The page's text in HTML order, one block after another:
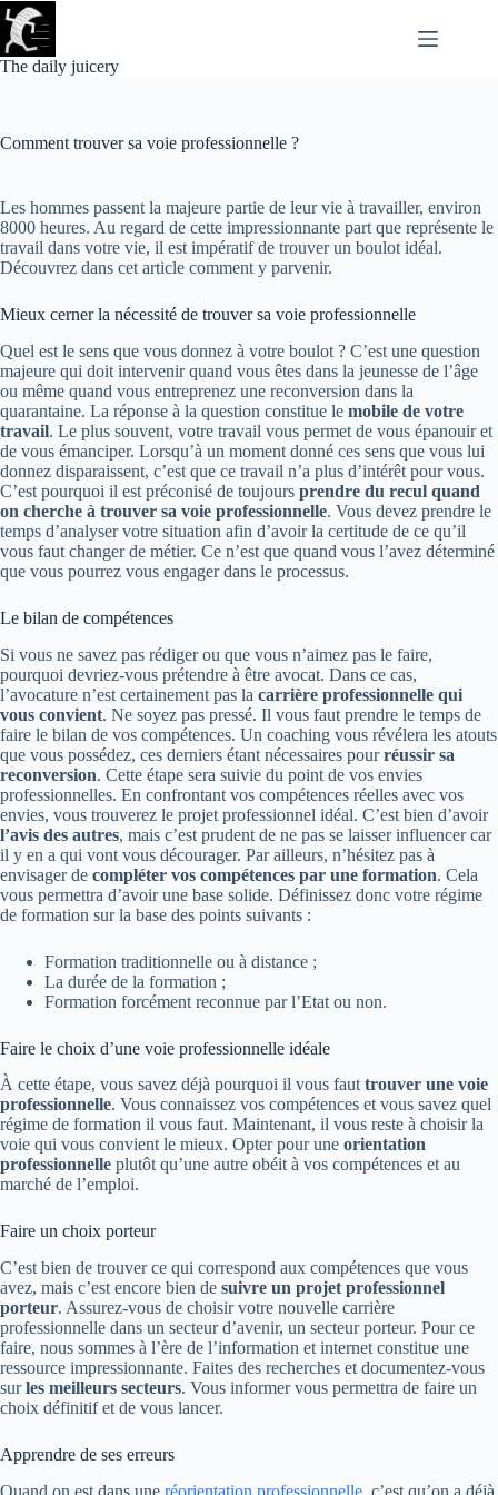
Passer
au
contenu
The daily juicery
Comment trouver sa voie professionnelle ?
Les hommes passent la majeure partie de leur vie à travailler, environ
8000 heures. Au regard de cette impressionnante part que représente le
travail dans votre vie, il est impératif de trouver un boulot idéal.
Découvrez dans cet article comment y parvenir.
Mieux cerner la nécessité de trouver sa voie professionnelle
Quel est le sens que vous donnez à votre boulot ? C’est une question
majeure qui doit intervenir quand vous êtes dans la jeunesse de l’âge
ou même quand vous entreprenez une reconversion dans la
quarantaine. La réponse à la question constitue le mobile de votre
travail. Le plus souvent, votre travail vous permet de vous épanouir et
de vous émanciper. Lorsqu’à un moment donné ces sens que vous lui
donnez disparaissent, c’est que ce travail n’a plus d’intérêt pour vous.
C’est pourquoi il est préconisé de toujours prendre du recul quand
on cherche à trouver sa voie professionnelle. Vous devez prendre le
temps d’analyser votre situation afin d’avoir la certitude de ce qu’il
vous faut changer de métier. Ce n’est que quand vous l’avez déterminé
que vous pourrez vous engager dans le processus.
Le bilan de compétences
Si vous ne savez pas rédiger ou que vous n’aimez pas le faire,
pourquoi devriez-vous prétendre à être avocat. Dans ce cas,
l’avocature n’est certainement pas la carrière professionnelle qui
vous convient. Ne soyez pas pressé. Il vous faut prendre le temps de
faire le bilan de vos compétences. Un coaching vous révélera les atouts
que vous possédez, ces derniers étant nécessaires pourréussir sa
reconversion. Cette étape sera suivie du point de vos envies
professionnelles. En confrontant vos compétences réelles avec vos
envies, vous trouverez le projet professionnel idéal. C’est bien d’avoir
l’avis des autres, mais c’est prudent de ne pas se laisser influencer car
il y en a qui vont vous décourager. Par ailleurs, n’hésitez pas à
envisager de compléter vos compétences par une formation. Cela
vous permettra d’avoir une base solide. Définissez donc votre régime
de formation sur la base des points suivants :
Formation traditionnelle ou à distance ;
La durée de la formation ;
Formation forcément reconnue par l’Etat ou non.
Faire le choix d’une voie professionnelle idéale
À cette étape, vous savez déjà pourquoi il vous faut trouver une voie
professionnelle. Vous connaissez vos compétences et vous savez quel
régime de formation il vous faut. Maintenant, il vous reste à choisir la
voie qui vous convient le mieux. Opter pour une orientation
professionnelle plutôt qu’une autre obéit à vos compétences et au
marché de l’emploi.
Faire un choix porteur
C’est bien de trouver ce qui correspond aux compétences que vous
avez, mais c’est encore bien de suivre un projet professionnel
porteur. Assurez-vous de choisir votre nouvelle carrière
professionnelle dans un secteur d’avenir, un secteur porteur. Pour ce
faire, nous sommes à l’ère de l’information et internet constitue une
ressource impressionnante. Faites des recherches et documentez-vous
surles meilleurs secteurs. Vous informer vous permettra de faire un
choix définitif et de vous lancer.
Apprendre de ses erreurs
Quand on est dans une réorientation professionnelle , c’est qu’on a déjà